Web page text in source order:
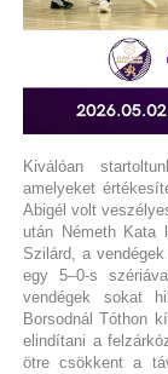
Kiválóan
amelyeket
Abigél volt
után Németh Kata
Szilárd, a
egy 5–0-s
vendégek sokat
Borsodnál Tóthon
elindítani a
ötre csökkent a